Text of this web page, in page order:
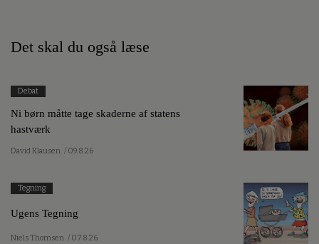
Det skal du også læse
Debat
Ni børn måtte tage skaderne af statens
hastværk
David Klausen / 09.8.26
Tegning
Ugens Tegning
Niels Thomsen / 07.8.26